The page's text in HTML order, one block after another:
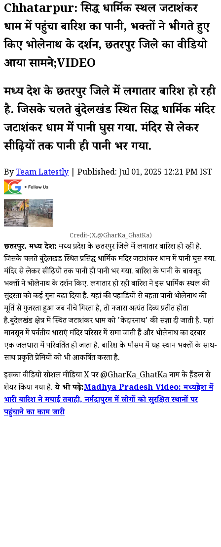
Chhatarpur: प्रसिद्ध धार्मिक स्थल जटाशंकर
धाम में पहुंचा बारिश का पानी, भक्तों ने भीगते हुए
किए भोलेनाथ के दर्शन, छतरपुर जिले का वीडियो
आया सामने;VIDEO
मध्य प्रदेश के छतरपुर जिले में लगातार बारिश हो रही
है. जिसके चलते बुंदेलखंड स्थित प्रसिद्ध धार्मिक मंदिर
जटाशंकर धाम में पानी घुस गया. मंदिर से लेकर
सीढ़ियों तक पानी ही पानी भर गया.
ByTeam Latestly | Published: Jul 01, 2025 12:21 PM IST
Credit-(X,@GharKa_GhatKa)
छतरपुर. मध्य प्रदेश:मध्य प्रदेश के छतरपुर जिले में लगातार बारिश हो रही है.
जिसके चलते बुंदेलखंड स्थित प्रसिद्ध धार्मिक मंदिर जटाशंकर धाम में पानी घुस गया.
मंदिर से लेकर सीढ़ियों तक पानी ही पानी भर गया. बारिश के पानी के बावजूद
भक्तों ने भोलेनाथ के दर्शन किए. लगातार हो रही बारिश ने इस धार्मिक स्थल की
सुंदरता को कई गुना बढ़ा दिया है. यहां की पहाड़ियों से बहता पानी भोलेनाथ की
मूर्ति से गुजरता हुआ जब नीचे गिरता है, तो नजारा अत्यंत दिव्य प्रतीत होता
है.बुंदेलखंड क्षेत्र में स्थित जटाशंकर धाम को 'केदारनाथ' की संज्ञा दी जाती है. यहां
मानसून में पर्वतीय धाराएं मंदिर परिसर में समा जाती हैं और भोलेनाथ का दरबार
एक जलधारा में परिवर्तित हो जाता है. बारिश के मौसम में यह स्थान भक्तों के साथ-
साथ प्रकृति प्रेमियों को भी आकर्षित करता है.
इसका वीडियो सोशल मीडिया X पर @GharKa_GhatKa नाम के हैंडल से
शेयर किया गया है.ये भी पढ़े:Madhya Pradesh Video: मध्यप्रदेश में
भारी बारिश ने मचाई तबाही, नर्मदापुरम में लोगों को सुरक्षित स्थानों पर
पहुंचाने का काम जारी